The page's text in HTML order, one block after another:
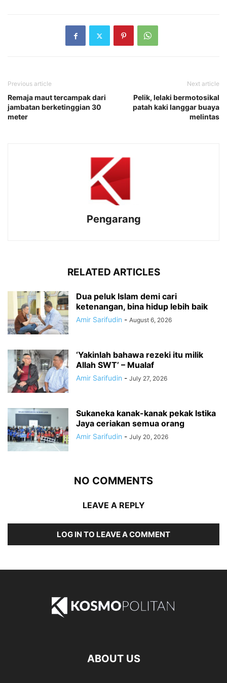
Previous article
Remaja maut tercampak dari
jambatan berketinggian 30
meter
Next article
Pelik, lelaki bermotosikal
patah kaki langgar buaya
melintas
Pengarang
RELATED ARTICLES
Dua peluk Islam demi cari
ketenangan, bina hidup lebih baik
Amir Sarifudin - August 6, 2026
‘Yakinlah bahawa rezeki itu milik
Allah SWT’ – Mualaf
Amir Sarifudin - July 27, 2026
Sukaneka kanak-kanak pekak Istika
Jaya ceriakan semua orang
Amir Sarifudin - July 20, 2026
NO COMMENTS
LEAVE A REPLY
LOG IN TO LEAVE A COMMENT
ABOUT US